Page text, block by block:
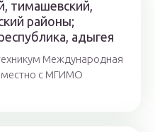
тимашевский,
районы;
адыгея
Международная
с МГИМО